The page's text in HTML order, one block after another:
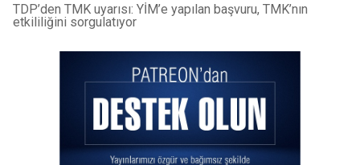
TDP’den TMK uyarısı: YİM’e yapılan başvuru, TMK’nın
etkililiğini sorgulatıyor